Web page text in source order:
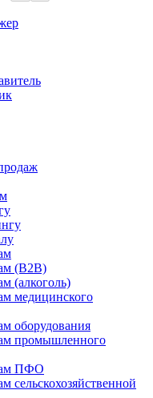
(B2B)
(алкоголь)
медицинского
оборудования
промышленного
ПФО
сельскохозяйственной